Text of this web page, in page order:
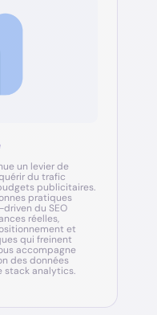
un levier de
du trafic
publicitaires.
pratiques
du SEO
réelles,
et
qui freinent
accompagne
des données
stack analytics.